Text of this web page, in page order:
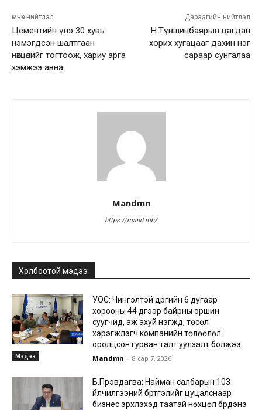
өмнөх нийтлэл
Цементийн үнэ 30 хувь
нэмэгдсэн шалтгаан
нөхцөлийг тогтоож, хариу арга
хэмжээ авна
Дараагийн нийтлэл
Н.Түвшинбаярын цагдан
хорих хугацааг дахин нэг
сараар сунгалаа
Mandmn
https://mand.mn/
Холбоотой мэдээ
Мэдээ
УОС: Чингэлтэй дүүргийн 6 дугаар
хорооны 44 дүгээр байрны оршин
суугчид, аж ахуй нэгжүүд, төсөл
хэрэгжүүлэгч компанийн төлөөлөл
оролцсон гурван талт уулзалт болжээ
Mandmn - 8 сар 7, 2026
Б.Пүрэвдагва: Найман салбарын 103
үйлчилгээний бүртгэлийг цуцалснаар
бизнес эрхлэхэд таатай нөхцөл бүрдэнэ